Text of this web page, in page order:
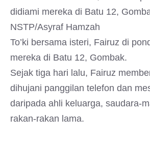
To’ki bersama isteri, Fairuz di
mereka di Batu 12, Gombak.
Sejak tiga hari lalu, Fairuz
dihujani panggilan telefon dan
daripada ahli keluarga, saudara-
rakan-rakan lama.